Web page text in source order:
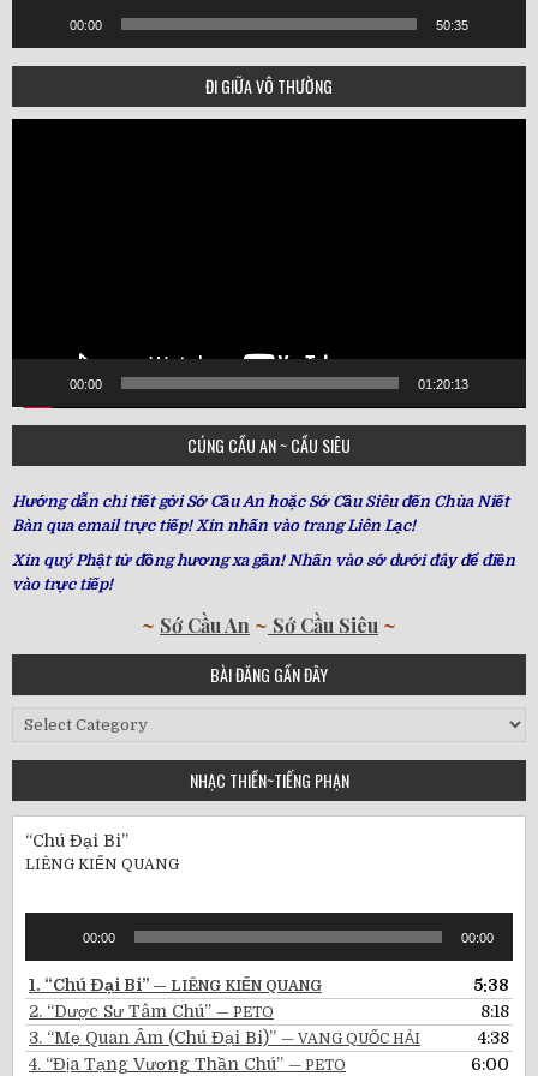
00:00 50:35
ĐI GIỮA VÔ THƯỜNG
00:00 01:20:13
CÚNG CẦU AN ~ CẦU SIÊU
Hướng dẫn chi tiết gởi Sớ Cầu An hoặc Sớ Cầu Siêu đến Chùa Niết
Bàn qua email trực tiếp! Xin nhấn vào trang Liên Lạc!
Xin quý Phật tử đồng hương xa gần! Nhấn vào sớ dưới đây để điền
vào trực tiếp!
~ Sớ Cầu An ~ Sớ Cầu Siêu ~
BÀI ĐĂNG GẦN ĐÂY
Bài
Gần
NHẠC THIỀN~TIẾNG PHẠN
“Chú Đại Bi”
LIÊNG KIẾN QUANG
00:00 00:00
1. “Chú Đại Bi” — LIÊNG KIẾN QUANG
5:38
2. “Dược Sư Tâm Chú” — PETO
8:18
3. “Mẹ Quan Âm (Chú Đại Bi)” — VANG QUỐC HẢI
4:38
4. “Địa Tạng Vương Thần Chú” — PETO 6:00